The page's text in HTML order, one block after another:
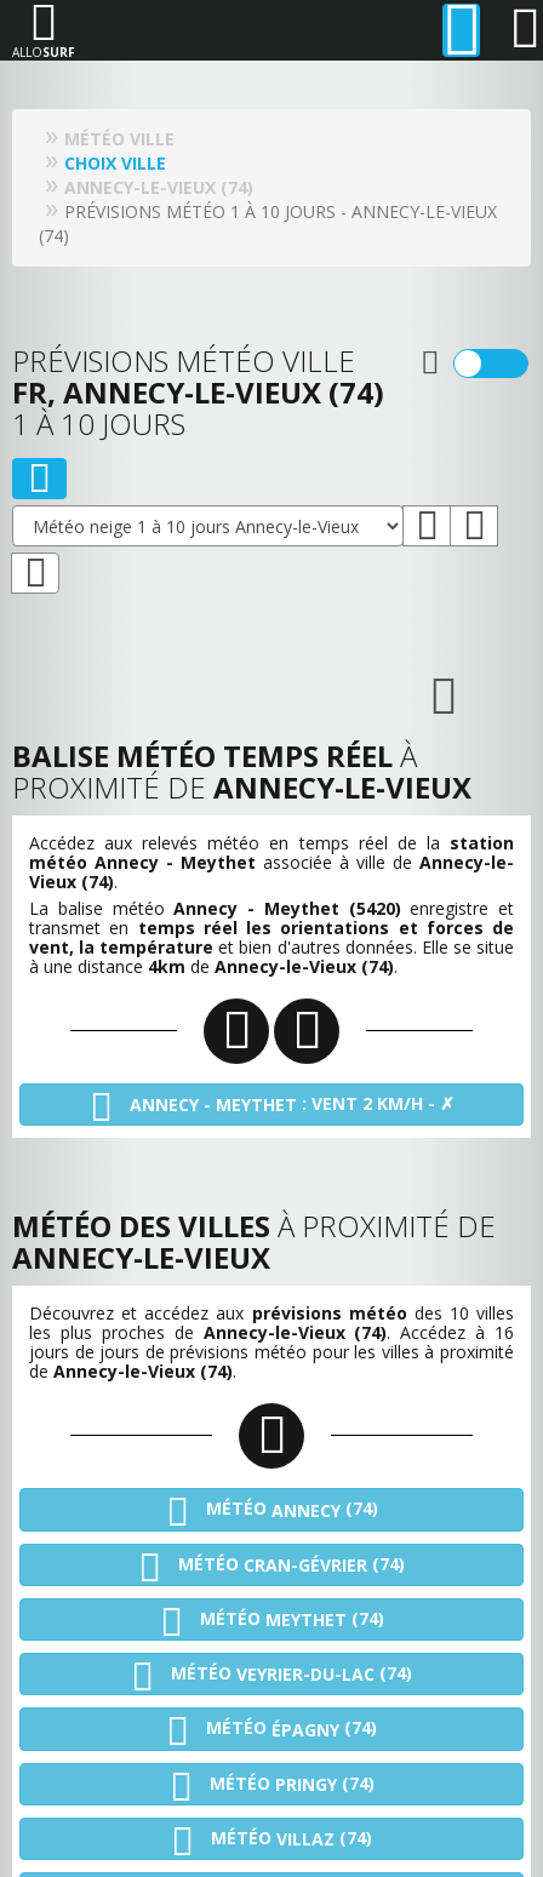
ALLOSURF
MÉTÉO VILLE
CHOIX VILLE
ANNECY-LE-VIEUX (74)
PRÉVISIONS MÉTÉO 1 À 10 JOURS - ANNECY-LE-VIEUX
(74)
PRÉVISIONS MÉTÉO VILLE
FR, ANNECY-LE-VIEUX (74)
1 À 10 JOURS
BALISE MÉTÉO TEMPS RÉELÀ
PROXIMITÉ DE ANNECY-LE-VIEUX
Accédez aux relevés météo en temps réel de la station
météo Annecy - Meythet associée à ville de Annecy-le-
Vieux (74).
La balise météoAnnecy - Meythet (5420)enregistre et
transmet en temps réel les orientations et forces de
vent, la température et bien d'autres données. Elle se situe
à une distance 4km de Annecy-le-Vieux (74).
ANNECY - MEYTHET : VENT 2 KM/H - ✗
MÉTÉO DES VILLES À PROXIMITÉ DE
ANNECY-LE-VIEUX
Découvrez et accédez aux prévisions météo des 10 villes
les plus proches de Annecy-le-Vieux (74). Accédez à 16
jours de jours de prévisions météo pour les villes à proximité
de Annecy-le-Vieux (74).
MÉTÉO ANNECY(74)
MÉTÉO CRAN-GÉVRIER (74)
MÉTÉO MEYTHET (74)
MÉTÉO VEYRIER-DU-LAC (74)
MÉTÉO ÉPAGNY (74)
MÉTÉO PRINGY(74)
MÉTÉO VILLAZ (74)